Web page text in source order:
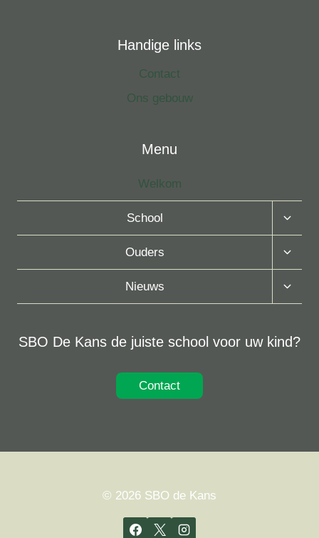
Handige links
Contact
Ons gebouw
Menu
Welkom
School
Toggle
Ouders
Toggle
Nieuws
Toggle
SBO De Kans de juiste school voor uw kind?
Contact
© 2026 SBO de Kans